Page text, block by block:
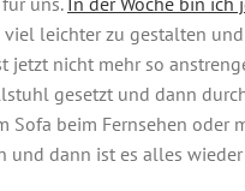
leichter zu gestalten
jetzt nicht mehr so
gesetzt und dann
beim Fernsehen oder
und dann ist es alles